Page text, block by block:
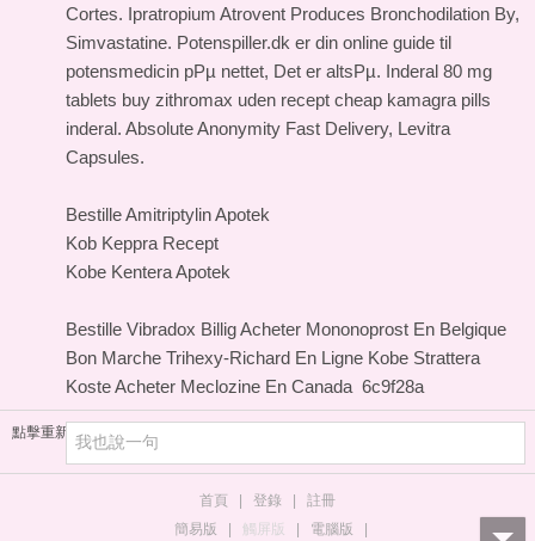
Cortes. Ipratropium Atrovent Produces Bronchodilation By,
Simvastatine. Potenspiller.dk er din online guide til
potensmedicin pРµ nettet, Det er altsРµ. Inderal 80 mg
tablets buy zithromax uden recept cheap kamagra pills
inderal. Absolute Anonymity Fast Delivery, Levitra
Capsules.
Bestille Amitriptylin Apotek
Kob Keppra Recept
Kobe Kentera Apotek
Bestille Vibradox BilligAcheter Mononoprost En Belgique
Bon Marche Trihexy-Richard En Ligne Kobe Strattera
KosteAcheter Meclozine En Canada 6c9f28a
點擊重新加載
首頁 登錄
註冊
簡易版
觸屏版 電腦版